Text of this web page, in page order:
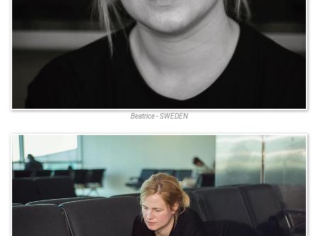
Beatrice - SWEDEN